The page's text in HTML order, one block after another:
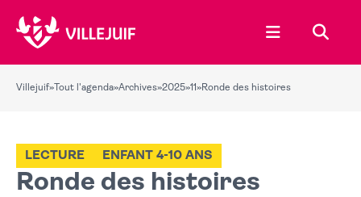
Ouvrir le
Villejuif» Tout l'agenda»Archives»2025»11»Ronde des histoires
Ronde des histoires
LECTURE ENFANT 4-10 ANS